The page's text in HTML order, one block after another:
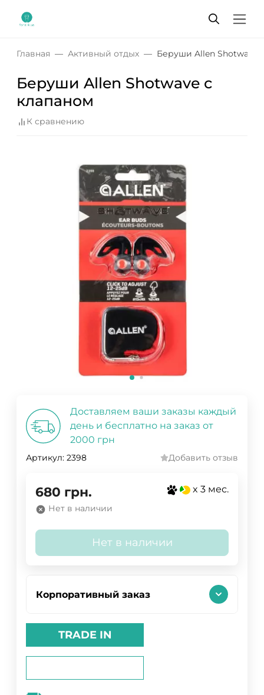
Главная Активный отдых Беруши Allen Shotwave
Беруши Allen Shotwave с
клапаном
К сравнению
Доставляем ваши заказы каждый
день и бесплатно на заказ от
2000 грн
Артикул: 2398 Добавить отзыв
680 грн. x 3 мес.
Нет в наличии
Нет в наличии
Корпоративный заказ
TRADE IN